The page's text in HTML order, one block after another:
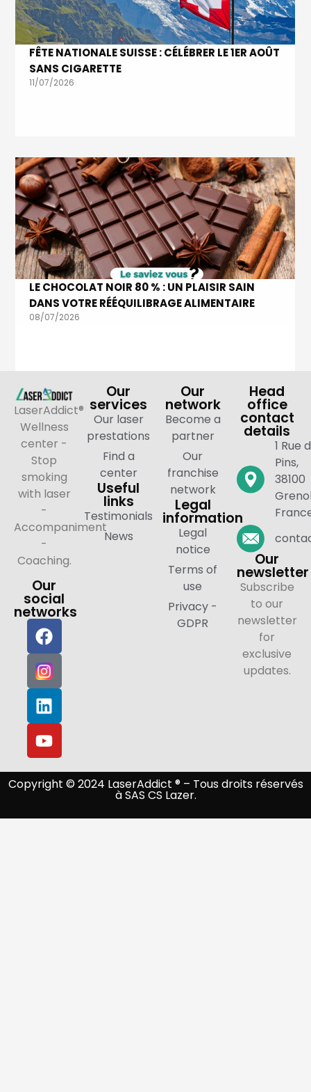
FÊTE NATIONALE SUISSE : CÉLÉBRER LE 1ER AOÛT
SANS CIGARETTE
11/07/2026
LE CHOCOLAT NOIR 80 % : UN PLAISIR SAIN
DANS VOTRE RÉÉQUILIBRAGE ALIMENTAIRE
08/07/2026
LaserAddict®
Wellness
center -
Stop
smoking
with laser
-
Accompaniment
-
Coaching.
Our
social
networks
Our
services
Our laser
prestations
Find a
center
Useful
links
Testimonials
News
Our
network
Become a
partner
Our
franchise
network
Legal
information
Legal
notice
Terms of
use
Privacy -
GDPR
Head
office
contact
details
1 Rue
Pins,
38100
Our
newsletter
Subscribe
to our
newsletter
for
exclusive
updates.
Copyright © 2024 LaserAddict ® – Tous droits réservés
à SAS CS Lazer.